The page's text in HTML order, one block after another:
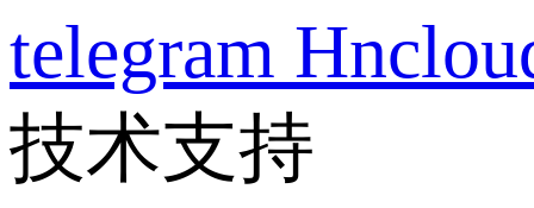
telegram
技术支持